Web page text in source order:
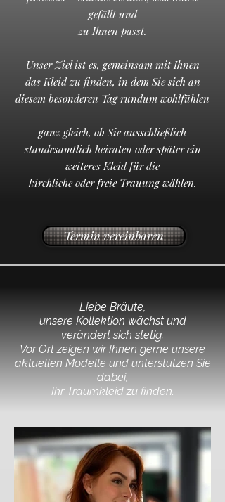
gefällt und
zu Ihnen passt.
Unser Ziel ist es, gemeinsam mit Ihnen
das Kleid zu finden, in dem Sie sich an
diesem besonderen Tag rundum wohlfühlen
-
ganz gleich, ob Sie ausschließlich
standesamtlich heiraten oder später ein
weiteres Kleid für die
kirchliche oder freie Trauung wählen.
Termin vereinbaren
Liebe Bräute,
unsere Kollektion wächst und
verändert sich stetig.
Vor Ort zeigen wir Ihnen gerne unsere
aktuellen Modelle und unterstützen Sie
dabei,
Ihr Traumkleid zu finden.